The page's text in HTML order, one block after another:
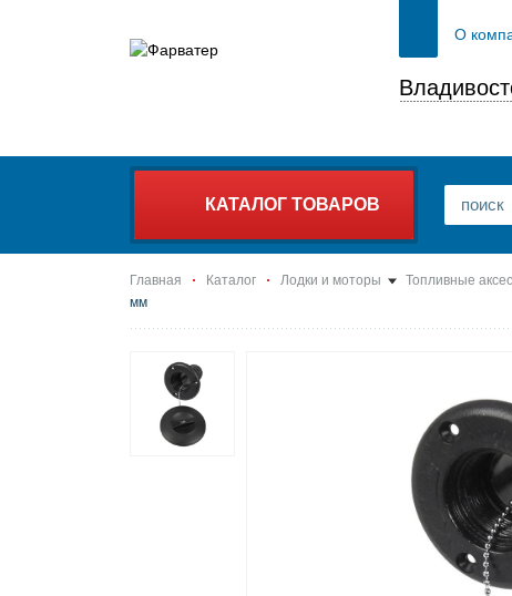
О
КАТАЛОГ ТОВАРОВ
Главная Каталог Лодки и моторы Топливные
мм